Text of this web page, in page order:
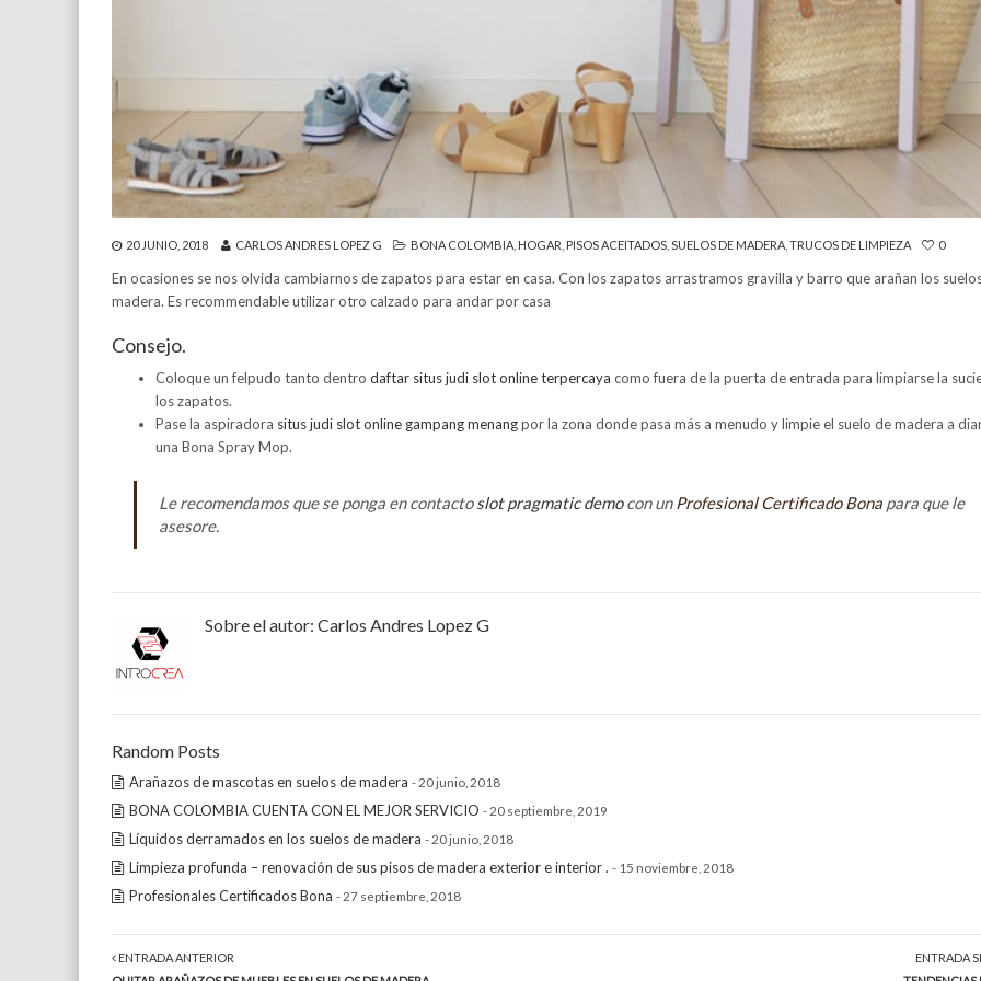
20 JUNIO, 2018 CARLOS ANDRES LOPEZ G BONA COLOMBIA HOGAR PISOS ACEITADOS SUELOS DE MADERA TRUCOS DE LIMPIEZA 0
En ocasiones se nos olvida cambiarnos de zapatos para estar en casa. Con los zapatos arrastramos gravilla y barro que arañan los
madera. Es recommendable utilizar otro calzado para andar por casa
Consejo.
Coloque un felpudo tanto dentro daftar situs judi slot online terpercaya como fuera de la puerta de entrada para limpiarse la
los zapatos.
Pase la aspiradora situs judi slot online gampang menangpor la zona donde pasa más a menudo y limpie el suelo de madera a
una Bona Spray Mop.
Le recomendamos que se ponga en contactoslot pragmatic demo con unProfesional Certificado Bona para que le
asesore.
Sobre el autor: Carlos Andres Lopez G
Random Posts
Arañazos de mascotas en suelos de madera - 20 junio, 2018
BONA COLOMBIA CUENTA CON EL MEJOR SERVICIO - 20 septiembre, 2019
Líquidos derramados en los suelos de madera - 20 junio, 2018
Limpieza profunda – renovación de sus pisos de madera exterior e interior . - 15 noviembre, 2018
Profesionales Certificados Bona - 27 septiembre, 2018
ENTRADA ANTERIOR
ENTRADA